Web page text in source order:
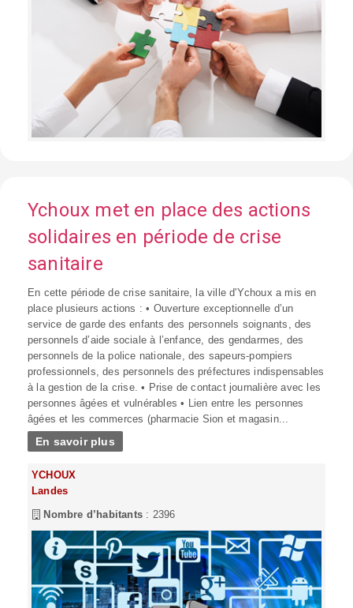
Ychoux met en place des actions
solidaires en période de crise
sanitaire
En cette période de crise sanitaire, la ville d'Ychoux a mis en
place plusieurs actions : • Ouverture exceptionnelle d’un
service de garde des enfants des personnels soignants, des
personnels d’aide sociale à l’enfance, des gendarmes, des
personnels de la police nationale, des sapeurs-pompiers
professionnels, des personnels des préfectures indispensables
à la gestion de la crise. • Prise de contact journalière avec les
personnes âgées et vulnérables • Lien entre les personnes
âgées et les commerces (pharmacie Sion et magasin...
En savoir plus
YCHOUX
Landes
Nombre d’habitants : 2396